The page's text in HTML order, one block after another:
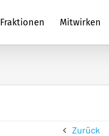
Fraktionen Mitwirken
Zurück